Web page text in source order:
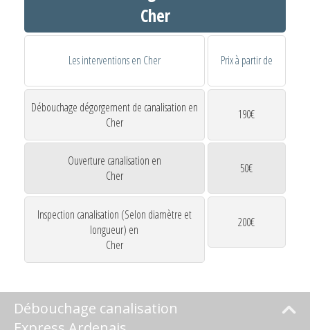
Cher
Les interventions en Cher Prix à partir de
Débouchage dégorgement de canalisation en
Cher
190€
Ouverture canalisation en
Cher
50€
Inspection canalisation (Selon diamètre et
longueur) en
Cher
200€
Débouchage canalisation